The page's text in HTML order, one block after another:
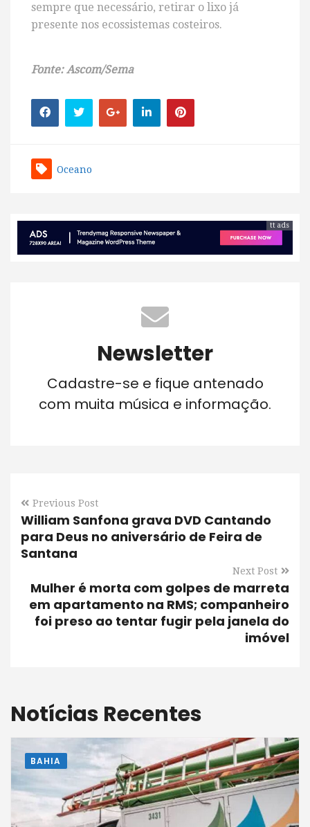
sempre que necessário, retirar o lixo já
presente nos ecossistemas costeiros.
Fonte: Ascom/Sema
Oceano
tt ads
Newsletter
Cadastre-se e fique antenado
com muita música e informação.
Previous Post
William Sanfona grava DVD Cantando
para Deus no aniversário de Feira de
Santana
Next Post
Mulher é morta com golpes de marreta
em apartamento na RMS; companheiro
foi preso ao tentar fugir pela janela do
imóvel
Notícias Recentes
BAHIA